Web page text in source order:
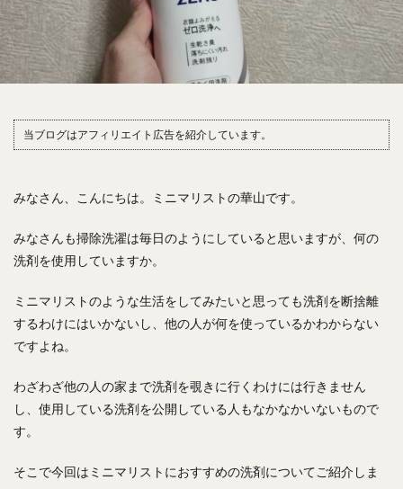
当ブログはアフィリエイト広告を紹介しています。
みなさん、こんにちは。ミニマリストの華山です。
みなさんも掃除洗濯は毎日のようにしていると思いますが、何の
洗剤を使用していますか。
ミニマリストのような生活をしてみたいと思っても洗剤を断捨離
するわけにはいかないし、他の人が何を使っているかわからない
ですよね。
わざわざ他の人の家まで洗剤を覗きに行くわけには行きません
し、使用している洗剤を公開している人もなかなかいないもので
す。
そこで今回はミニマリストにおすすめの洗剤についてご紹介しま